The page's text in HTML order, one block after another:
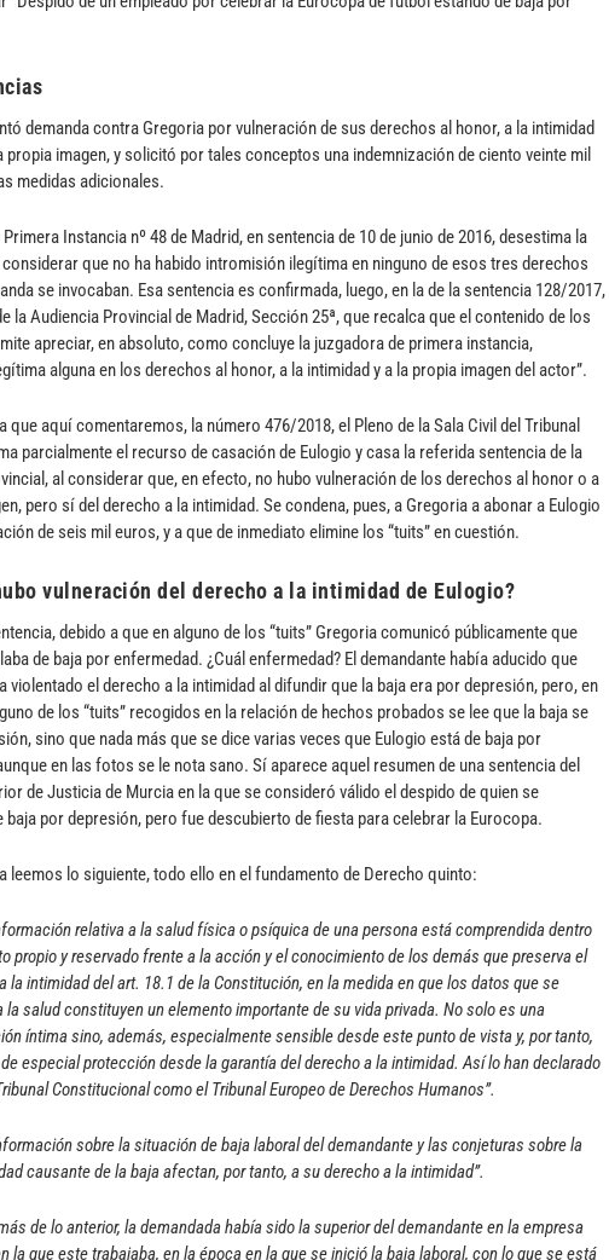
demanda contra Gregoria por vulneración de sus derechos al honor, a la intimidad
propia imagen, y solicitó por tales conceptos una indemnización de ciento veinte mil
medidas adicionales.
Instancia nº 48 de Madrid, en sentencia de 10 de junio de 2016, desestima la
que no ha habido intromisión ilegítima en ninguno de esos tres derechos
se invocaban. Esa sentencia es confirmada, luego, en la de la sentencia 128/2017,
la Audiencia Provincial de Madrid, Sección 25ª, que recalca que el contenido de los
apreciar, en absoluto, como concluye la juzgadora de primera instancia,
alguna en los derechos al honor, a la intimidad y a la propia imagen del actor”.
que aquí comentaremos, la número 476/2018, el Pleno de la Sala Civil del Tribunal
parcialmente el recurso de casación de Eulogio y casa la referida sentencia de la
al considerar que, en efecto, no hubo vulneración de los derechos al honor o a
pero sí del derecho a la intimidad. Se condena, pues, a Gregoria a abonar a Eulogio
de seis mil euros, y a que de inmediato elimine los “tuits” en cuestión.
vulneración del derecho a la intimidad de Eulogio?
debido a que en alguno de los “tuits” Gregoria comunicó públicamente que
de baja por enfermedad. ¿Cuál enfermedad? El demandante había aducido que
violentado el derecho a la intimidad al difundir que la baja era por depresión, pero, en
de los “tuits” recogidos en la relación de hechos probados se lee que la baja se
sino que nada más que se dice varias veces que Eulogio está de baja por
en las fotos se le nota sano. Sí aparece aquel resumen de una sentencia del
de Justicia de Murcia en la que se consideró válido el despido de quien se
baja por depresión, pero fue descubierto de fiesta para celebrar la Eurocopa.
leemos lo siguiente, todo ello en el fundamento de Derecho quinto:
relativa a la salud física o psíquica de una persona está comprendida dentro
propio y reservado frente a la acción y el conocimiento de los demás que preserva el
la intimidad del art. 18.1 de la Constitución, en la medida en que los datos que se
la salud constituyen un elemento importante de su vida privada. No solo es una
íntima sino, además, especialmente sensible desde este punto de vista y, por tanto,
especial protección desde la garantía del derecho a la intimidad. Así lo han declarado
Constitucional como el Tribunal Europeo de Derechos Humanos”.
sobre la situación de baja laboral del demandante y las conjeturas sobre la
causante de la baja afectan, por tanto, a su derecho a la intimidad”.
de lo anterior, la demandada había sido la superior del demandante en la empresa
la que este trabajaba, en la época en la que se inició la baja laboral, con lo que se está